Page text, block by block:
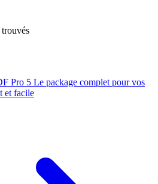
Pro 5 Le package complet pour vos
et facile